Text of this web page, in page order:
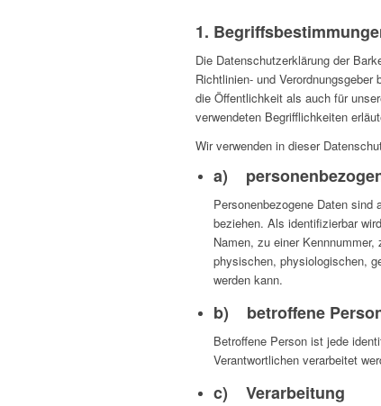
1.
Die Datenschutzerklärung der
Richtlinien- und
die Öffentlichkeit als auch für
verwendeten Begrifflichkeiten
Wir verwenden in dieser
a)
Personenbezogene Daten sind
beziehen. Als identifizierbar
Namen, zu einer
physischen, physiologischen,
werden kann.
b) betroffene
Betroffene Person ist jede
Verantwortlichen verarbeitet
c) Verarbeitung